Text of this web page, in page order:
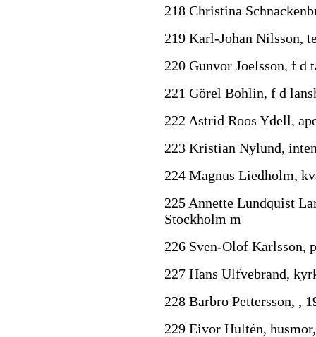
218 Christina
219 Karl-Johan Nilsson,
220 Gunvor Joelsson, f d
221 Görel Bohlin, f d
222 Astrid Roos Ydell,
223 Kristian Nylund,
224 Magnus Liedholm,
225 Annette Lundquist
Stockholm m
226 Sven-Olof Karlsson,
227 Hans Ulfvebrand,
228 Barbro Pettersson, ,
229 Eivor Hultén,